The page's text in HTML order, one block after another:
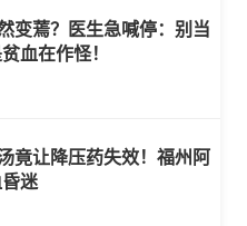
变蔫？医生急喊停：别当
血在作怪！
竟让降压药失效！福州阿
迷